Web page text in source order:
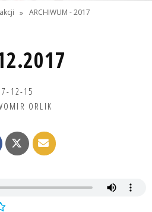
» ARCHIWUM - 2017
12-15
ORLIK